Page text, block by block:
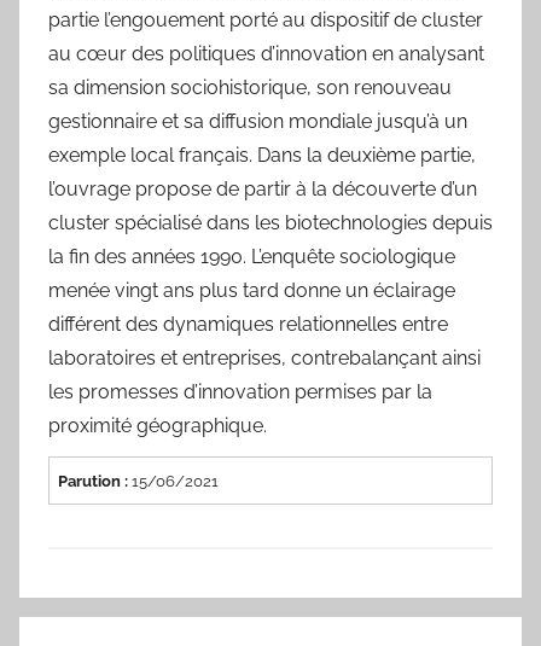
partie l’engouement porté au dispositif de cluster
au cœur des politiques d’innovation en analysant
sa dimension sociohistorique, son renouveau
gestionnaire et sa diffusion mondiale jusqu’à un
exemple local français. Dans la deuxième partie,
l’ouvrage propose de partir à la découverte d’un
cluster spécialisé dans les biotechnologies depuis
la fin des années 1990. L’enquête sociologique
menée vingt ans plus tard donne un éclairage
différent des dynamiques relationnelles entre
laboratoires et entreprises, contrebalançant ainsi
les promesses d’innovation permises par la
proximité géographique.
Parution : 15/06/2021